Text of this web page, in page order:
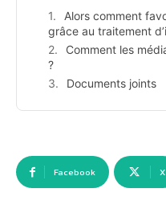
Alors comment
grâce au traitement
Comment les
?
Documents joints
Facebook X